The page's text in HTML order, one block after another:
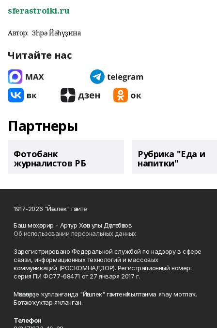
sferastroiki.ru
Автор: Зөһрә Йәһүҙина
Читайте нас
Партнеры
Фотобанк
журналистов РБ
Рубрика "Еда и
напитки"
1917-2026 "Йәшлек" гәзите
Баш мөхәррир - Артур Хәсән улы Дәүләтбәков
Об использовании персональных данных
Зарегистрировано Федеральной службой по надзору в сфере
связи, информационных технологий и массовых
коммуникаций (РОСКОМНАДЗОР). Регистрационный номер:
серия ПИ ФС77-68471 от 27 января 2017 г.
Мәҡәләләрҙе ҡулланғанда "Йәшлек" гәзитенә һылтанма яһау мотлаҡ.
Бөтә хоҡуҡтар яҡланған.
Телефон